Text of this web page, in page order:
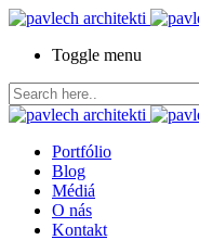
Toggle menu
Portfólio
Blog
Médiá
O nás
Kontakt